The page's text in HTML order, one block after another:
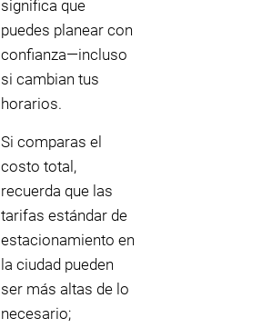
significa que
puedes planear con
confianza—incluso
si cambian tus
horarios.
Si comparas el
costo total,
recuerda que las
tarifas estándar de
estacionamiento en
la ciudad pueden
ser más altas de lo
necesario;